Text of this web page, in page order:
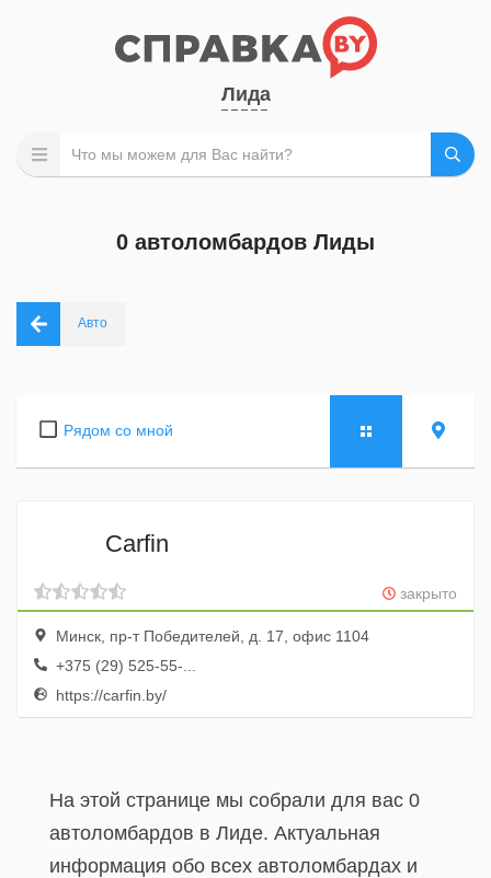
Лида
0 автоломбардов Лиды
Авто
Рядом со мной
Carfin
закрыто
Минск, пр-т Победителей, д. 17, офис 1104
+375 (29) 525-55-...
https://carfin.by/
На этой странице мы собрали для вас 0
автоломбардов в Лиде. Актуальная
информация обо всех автоломбардах и